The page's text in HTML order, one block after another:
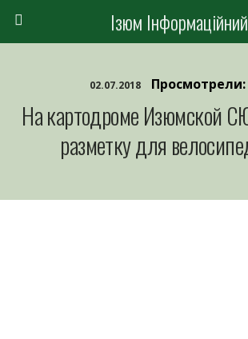
Ізюм Інформаційний
02.07.2018 Просмотрели:
На картодроме Изюмской
разметку для